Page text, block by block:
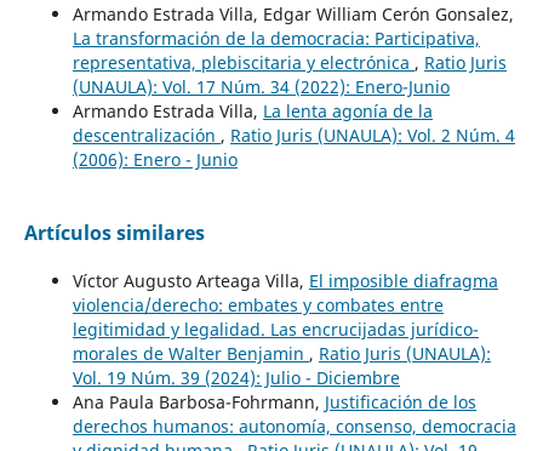
Armando Estrada Villa, Edgar William Cerón Gonsalez,
La transformación de la democracia: Participativa,
representativa, plebiscitaria y electrónica , Ratio Juris
(UNAULA): Vol. 17 Núm. 34 (2022): Enero-Junio
Armando Estrada Villa, La lenta agonía de la
descentralización , Ratio Juris (UNAULA): Vol. 2 Núm. 4
(2006): Enero - Junio
Artículos similares
Víctor Augusto Arteaga Villa, El imposible diafragma
violencia/derecho: embates y combates entre
legitimidad y legalidad. Las encrucijadas jurídico-
morales de Walter Benjamin , Ratio Juris (UNAULA):
Vol. 19 Núm. 39 (2024): Julio - Diciembre
Ana Paula Barbosa-Fohrmann, Justificación de los
derechos humanos: autonomía, consenso, democracia